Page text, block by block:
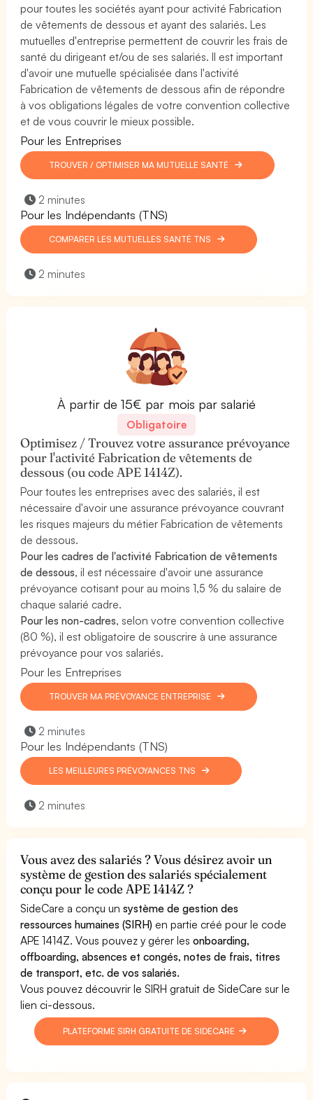
pour toutes les sociétés ayant pour activité Fabrication
de vêtements de dessous et ayant des salariés. Les
mutuelles d'entreprise permettent de couvrir les frais de
santé du dirigeant et/ou de ses salariés. Il est important
d'avoir une mutuelle spécialisée dans l'activité
Fabrication de vêtements de dessous afin de répondre
à vos obligations légales de votre convention collective
et de vous couvrir le mieux possible.
Pour les Entreprises
TROUVER / OPTIMISER MA MUTUELLE SANTÉ
2 minutes
Pour les Indépendants (TNS)
COMPARER LES MUTUELLES SANTÉ TNS
2 minutes
À partir de 15€ par mois par salarié
Obligatoire
Optimisez / Trouvez votre assurance prévoyance
pour l'activité Fabrication de vêtements de
dessous (ou code APE 1414Z).
Pour toutes les entreprises avec des salariés, il est
nécessaire d'avoir une assurance prévoyance couvrant
les risques majeurs du métier Fabrication de vêtements
de dessous.
Pour les cadres de l'activité Fabrication de vêtements
de dessous, il est nécessaire d'avoir une assurance
prévoyance cotisant pour au moins 1,5 % du salaire de
chaque salarié cadre.
Pour les non-cadres, selon votre convention collective
(80 %), il est obligatoire de souscrire à une assurance
prévoyance pour vos salariés.
Pour les Entreprises
TROUVER MA PRÉVOYANCE ENTREPRISE
2 minutes
Pour les Indépendants (TNS)
LES MEILLEURES PRÉVOYANCES TNS
2 minutes
Vous avez des salariés ? Vous désirez avoir un
système de gestion des salariés spécialement
conçu pour le code APE 1414Z ?
SideCare a conçu unsystème de gestion des
ressources humaines (SIRH) en partie créé pour le code
APE 1414Z. Vous pouvez y gérer lesonboarding,
offboarding, absences et congés, notes de frais, titres
de transport, etc. de vos salariés.
Vous pouvez découvrir le SIRH gratuit de SideCare sur le
lien ci-dessous.
PLATEFORME SIRH GRATUITE DE SIDECARE